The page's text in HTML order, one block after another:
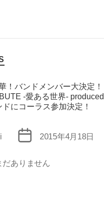
！バンドメンバー大決定！
-愛ある世界- produced
にコーラス参加決定！
投
日
2015年4月18日
だありません